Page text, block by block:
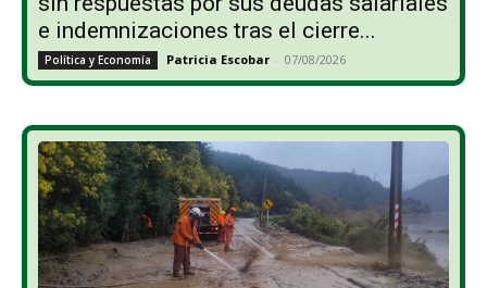
e indemnizaciones tras el cierre...
Política y Economía Patricia Escobar - 07/08/2026